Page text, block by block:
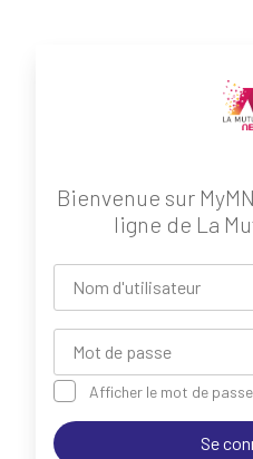
Bienvenue sur
ligne de La
Nom d'utilisateur
Mot de passe
Afficher le mot de passe
Se